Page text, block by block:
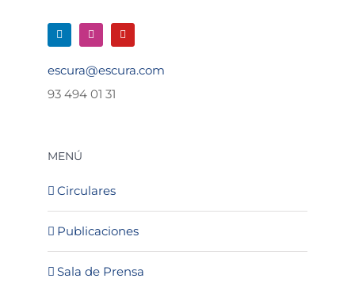
escura@escura.com
93 494 01 31
MENÚ
Circulares
Publicaciones
Sala de Prensa